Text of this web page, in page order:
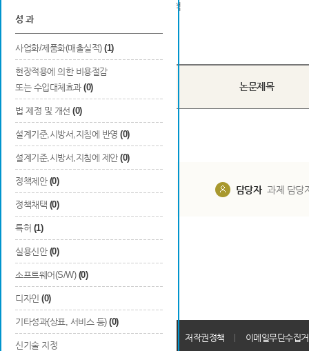
성 과
사업화/제품화(매출실적) (1)
현장적용에 의한 비용절감
또는 수입대체효과 (0)
법 제정 및 개선 (0)
설계기준,시방서,지침에 반영 (0)
설계기준,시방서,지침에 제안 (0)
정책제안 (0)
정책채택 (0)
특허 (1)
실용신안 (0)
소프트웨어(S/W) (0)
디자인 (0)
기타성과(상표, 서비스 등) (0)
신기술 지정
※ 국내 및 국외 학술회의에서 발표한 논문 실적
Total0건
번호
국내/
국외
논문제목
담당부서 해당 사업실 담당자 과제 담당
개인정보처리방침 저작권정책 이메일무단수집